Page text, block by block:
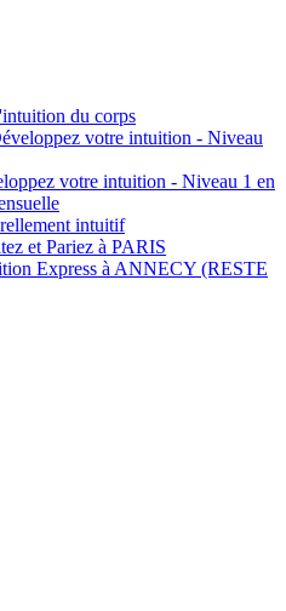
du corps
votre intuition - Niveau
votre intuition - Niveau 1 en
intuitif
et Pariez à PARIS
Express à ANNECY (RESTE